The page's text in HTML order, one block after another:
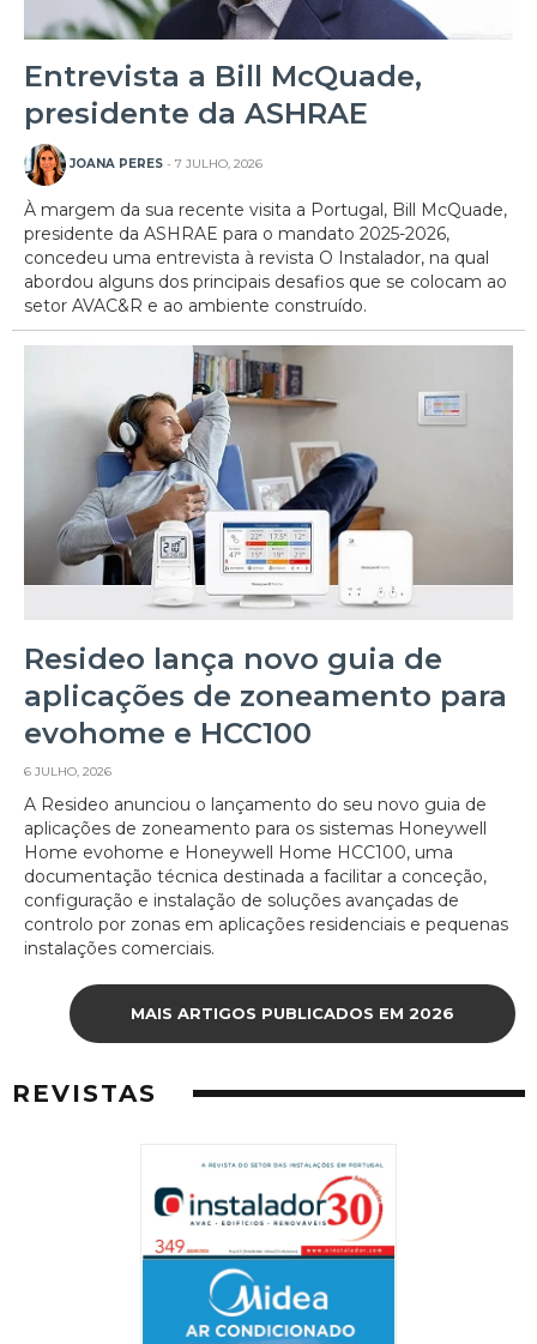
Entrevista a Bill McQuade,
presidente da ASHRAE
JOANA PERES - 7 JULHO, 2026
À margem da sua recente visita a Portugal, Bill McQuade,
presidente da ASHRAE para o mandato 2025-2026,
concedeu uma entrevista à revista O Instalador, na qual
abordou alguns dos principais desafios que se colocam ao
setor AVAC&R e ao ambiente construído.
Resideo lança novo guia de
aplicações de zoneamento para
evohome e HCC100
6 JULHO, 2026
A Resideo anunciou o lançamento do seu novo guia de
aplicações de zoneamento para os sistemas Honeywell
Home evohome e Honeywell Home HCC100, uma
documentação técnica destinada a facilitar a conceção,
configuração e instalação de soluções avançadas de
controlo por zonas em aplicações residenciais e pequenas
instalações comerciais.
MAIS ARTIGOS PUBLICADOS EM 2026
REVISTAS